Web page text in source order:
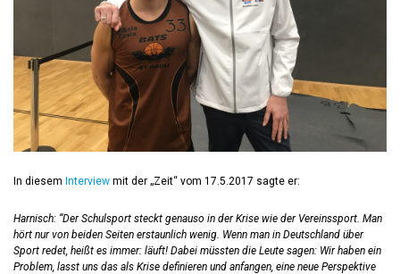
In diesem Interview mit der „Zeit“ vom 17.5.2017 sagte er:
Harnisch: “Der Schulsport steckt genauso in der Krise wie der Vereinssport. Man
hört nur von beiden Seiten erstaunlich wenig. Wenn man in Deutschland über
Sport redet, heißt es immer: läuft! Dabei müssten die Leute sagen: Wir haben ein
Problem, lasst uns das als Krise definieren und anfangen, eine neue Perspektive